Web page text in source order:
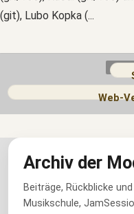
(git), Lubo Kopka (...
Web-
Archiv der
Beiträge, Rückblicke
Musikschule,